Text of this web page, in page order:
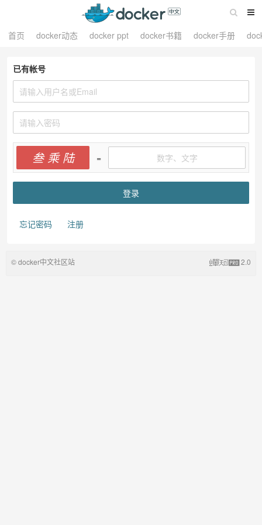
首页 docker动态 docker ppt docker书籍 docker手册
已有帐号
叁 乘 陆 =
忘记密码 注册
© docker中文社区站 2.0